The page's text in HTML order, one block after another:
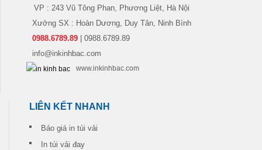
VP : 243 Vũ Tông Phan, Phương Liệt, Hà Nội
Xưởng SX : Hoàn Dương, Duy Tân, Ninh Bình
0988.6789.89 | 0988.6789.89
info@inkinhbac.com
www.inkinhbac.com
LIÊN KẾT NHANH
Báo giá in túi vải
In túi vải đay